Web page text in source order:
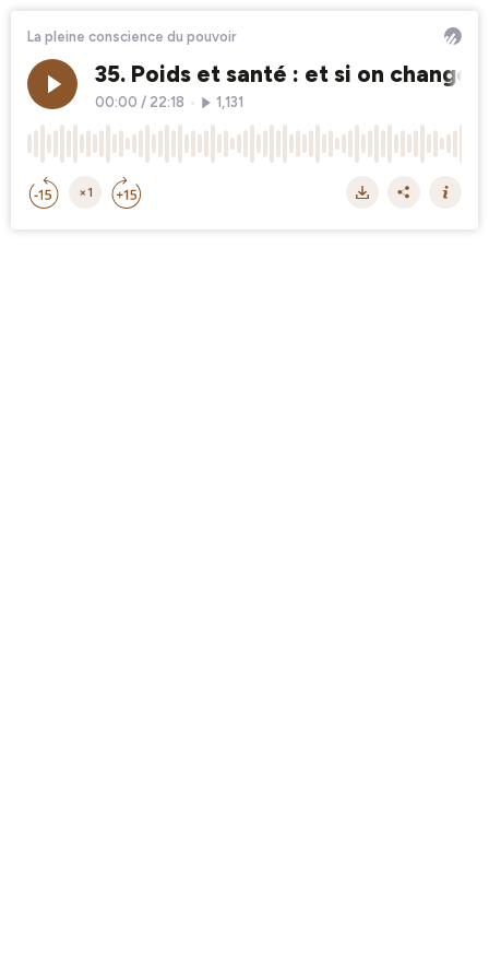
La pleine conscience du pouvoir
35. Poids et santé : et si on
00:00 / 22:18 1,131
×1